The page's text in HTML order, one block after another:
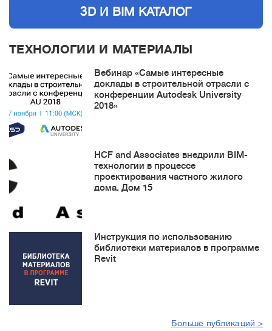
3D И BIM КАТАЛОГ
ТЕХНОЛОГИИ И МАТЕРИАЛЫ
Вебинар «Самые интересные
доклады в строительной отрасли с
конференции Autodesk University
2018»
HCF and Associates внедрили BIM-
технологии в процессе
проектирования частного жилого
дома. Дом 15
Инструкция по использованию
библиотеки материалов в программе
Revit
Больше публикаций >